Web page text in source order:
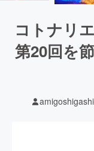
コトナリ
第20回を